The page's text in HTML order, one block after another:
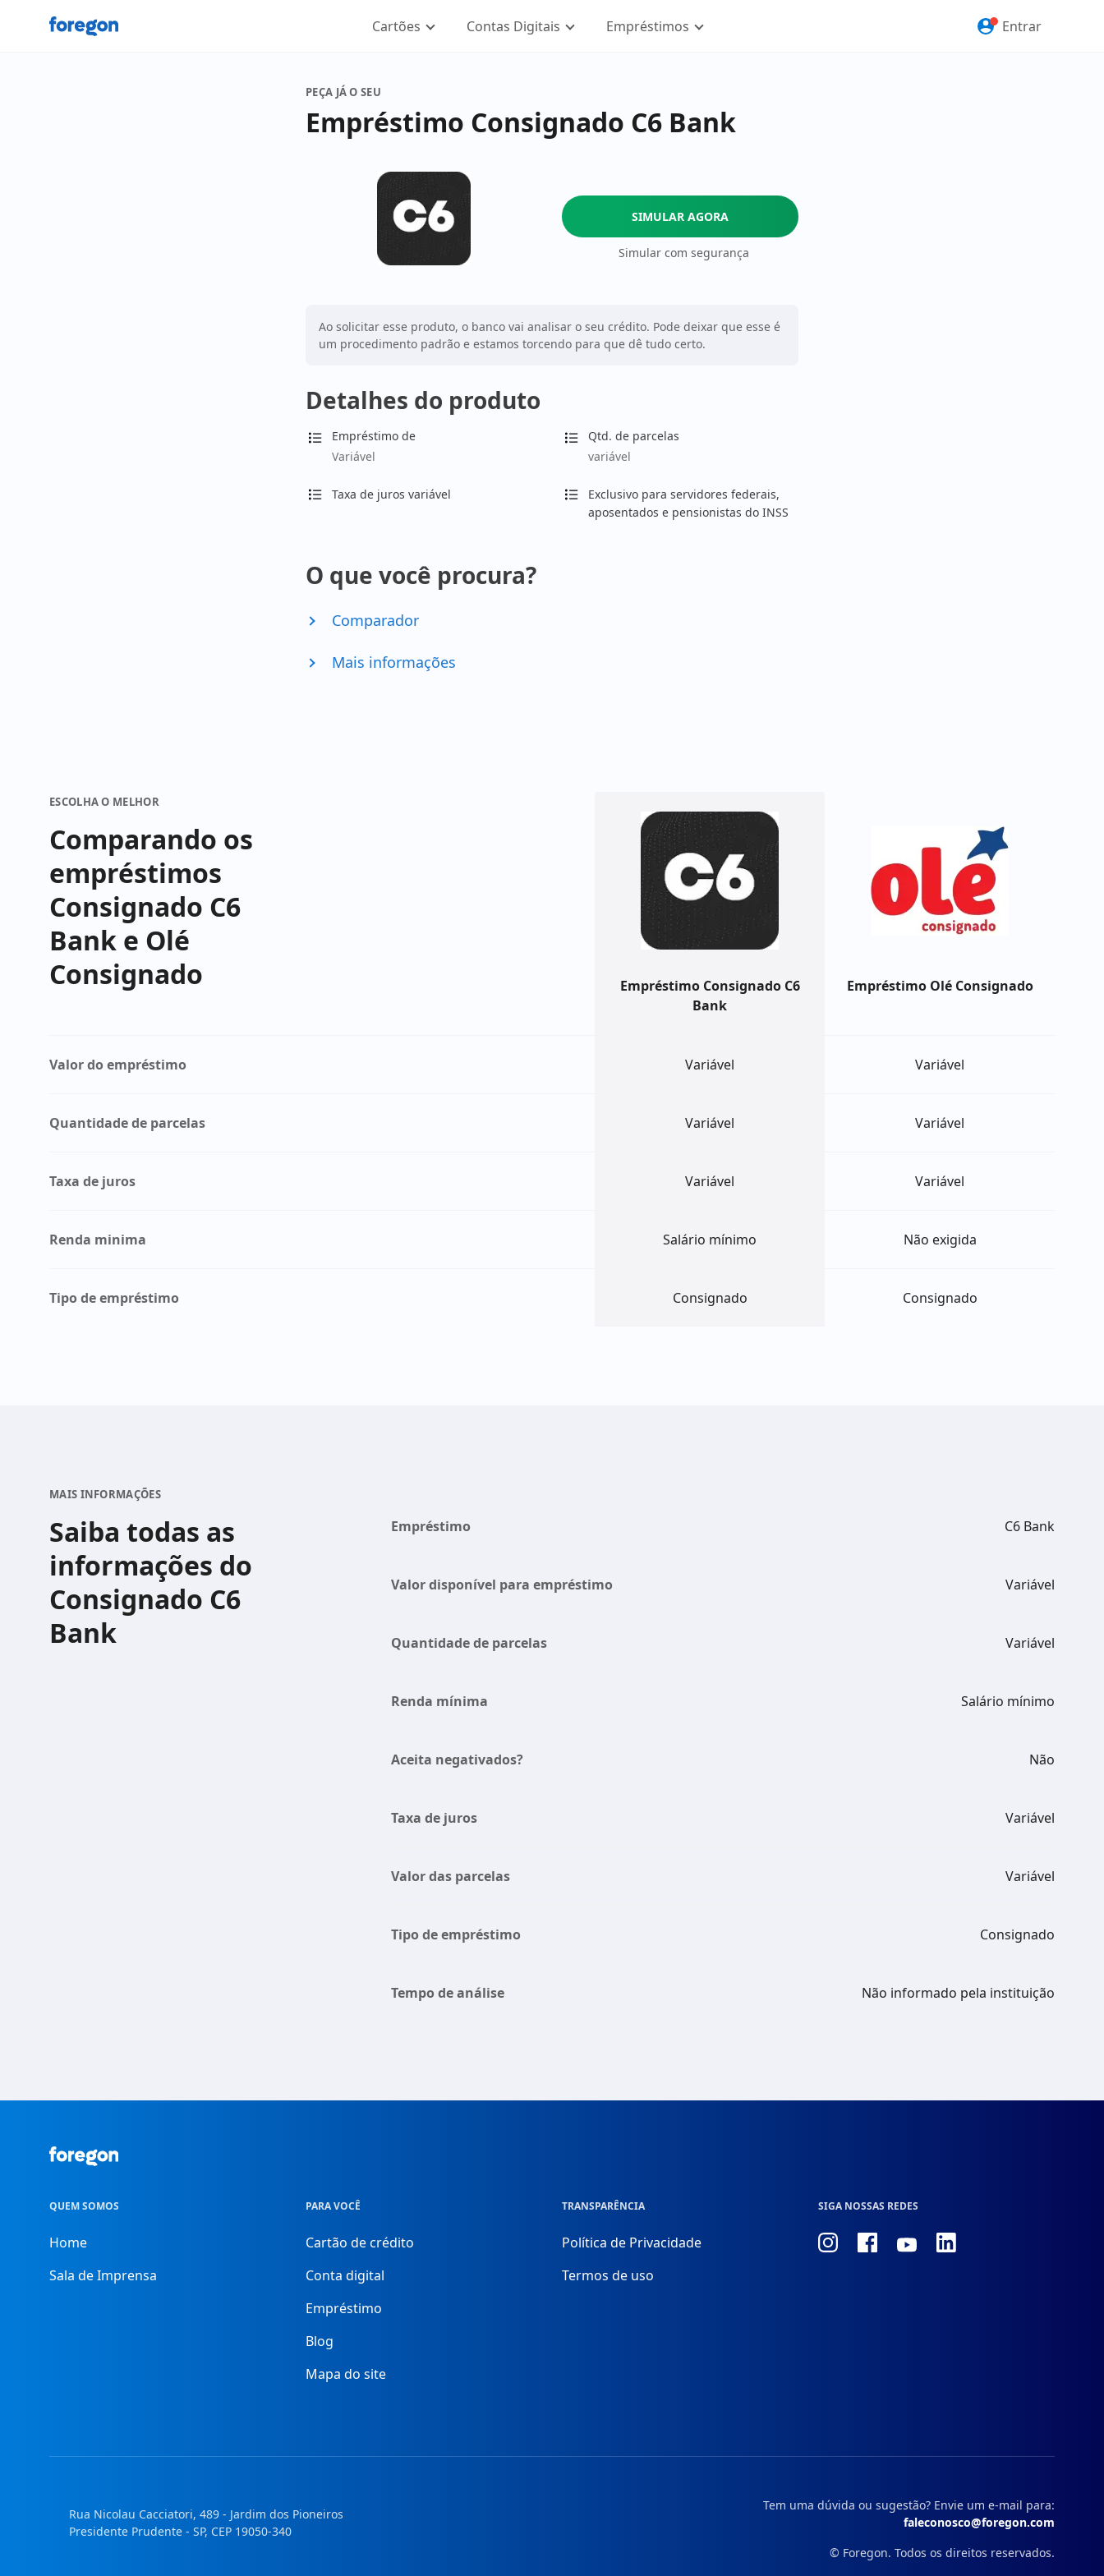
Foregon.com Cartões Contas Digitais Empréstimos Entrar
PEÇA JÁ O SEU
Empréstimo Consignado C6 Bank
SIMULAR AGORA
Simular com segurança
Ao solicitar esse produto, o banco vai analisar o seu crédito. Pode deixar que esse é
um procedimento padrão e estamos torcendo para que dê tudo certo.
Detalhes do produto
Empréstimo de
Variável
Qtd. de parcelas
variável
Taxa de juros variável
Exclusivo para servidores federais,
aposentados e pensionistas do INSS
O que você procura?
Comparador
Mais informações
ESCOLHA O MELHOR
Comparando os
empréstimos
Consignado C6
Bank e Olé
Consignado
Empréstimo Consignado C6
Bank
Empréstimo Olé Consignado
Valor do empréstimo Variável Variável
Quantidade de parcelas Variável Variável
Taxa de juros Variável Variável
Renda minima Salário mínimo Não exigida
Tipo de empréstimo Consignado Consignado
MAIS INFORMAÇÕES
Saiba todas as
informações do
Consignado C6
Bank
Empréstimo C6 Bank
Valor disponível para empréstimo Variável
Quantidade de parcelas Variável
Renda mínima Salário mínimo
Aceita negativados? Não
Taxa de juros Variável
Valor das parcelas Variável
Tipo de empréstimo Consignado
Tempo de análise Não informado pela instituição
Foregon.com
QUEM SOMOS
Home
Sala de Imprensa
PARA VOCÊ
Cartão de crédito
Conta digital
Empréstimo
Blog
Mapa do site
TRANSPARÊNCIA
Política de Privacidade
Termos de uso
SIGA NOSSAS REDES
ConheçaConheçaConheçaConheça
Rua Nicolau Cacciatori, 489 - Jardim dos Pioneiros
Presidente Prudente - SP, CEP 19050-340
Tem uma dúvida ou sugestão? Envie um e-mail para:
faleconosco@foregon.com
© Foregon. Todos os direitos reservados.